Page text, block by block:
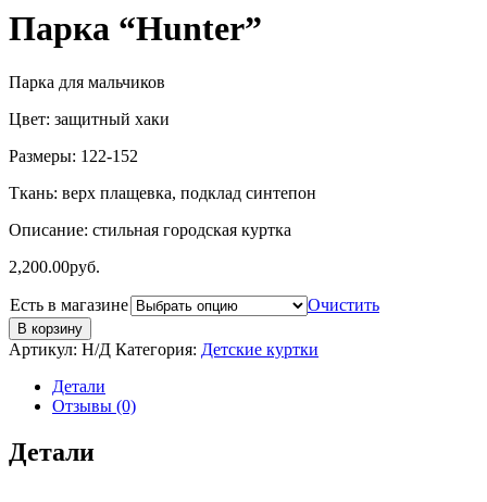
Парка “Hunter”
Парка для мальчиков
Цвет: защитный хаки
Размеры: 122-152
Ткань: верх плащевка, подклад синтепон
Описание: стильная городская куртка
2,200.00руб.
Есть в магазине Очистить
В корзину
Артикул: Н/Д Категория: Детские куртки
Детали
Отзывы (0)
Детали